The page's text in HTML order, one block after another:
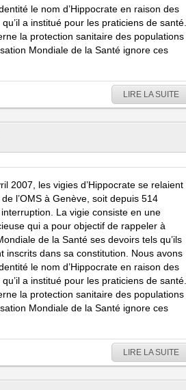
le nom d’Hippocrate en raison des
a institué pour les praticiens de santé.
la protection sanitaire des populations
Mondiale de la Santé ignore ces
LIRE LA SUITE
2007, les vigies d’Hippocrate se relaient
l’OMS à Genève, soit depuis 514
La vigie consiste en une
qui a pour objectif de rappeler à
de la Santé ses devoirs tels qu’ils
inscrits dans sa constitution. Nous avons
le nom d’Hippocrate en raison des
a institué pour les praticiens de santé.
la protection sanitaire des populations
Mondiale de la Santé ignore ces
LIRE LA SUITE